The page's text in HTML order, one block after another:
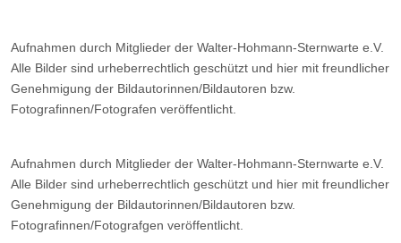
Aufnahmen durch Mitglieder der Walter-Hohmann-Sternwarte e.V.
Alle Bilder sind urheberrechtlich geschützt und hier mit freundlicher
Genehmigung der Bildautorinnen/Bildautoren bzw.
Fotografinnen/Fotografen veröffentlicht.
Aufnahmen durch Mitglieder der Walter-Hohmann-Sternwarte e.V.
Alle Bilder sind urheberrechtlich geschützt und hier mit freundlicher
Genehmigung der Bildautorinnen/Bildautoren bzw.
Fotografinnen/Fotografgen veröffentlicht.